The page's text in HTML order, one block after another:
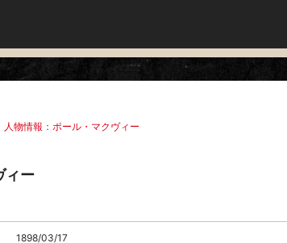
人物情報：ポール・マクヴィー
ィー
1898/03/17